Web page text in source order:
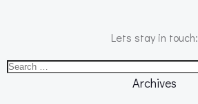
Lets stay in touch:
Search
Archives